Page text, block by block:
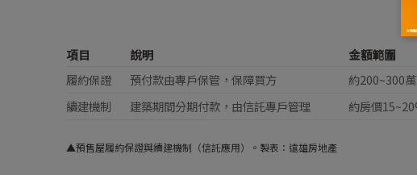
項目 說明 金額範圍
履約保證
預付款由專戶保管，保障買方 約200~300萬
續建機制
建築期間分期付款，由信託專戶管理 約房價
▲預售屋履約保證與續建機制（信託應用）。製表：遠雄房地產